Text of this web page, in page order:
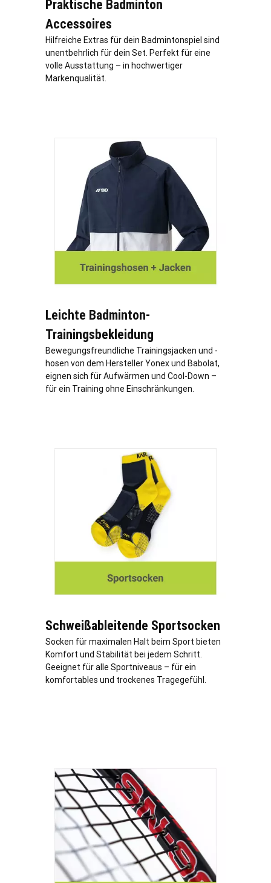
Praktische Badminton
Accessoires
Hilfreiche Extras für dein Badmintonspiel sind
unentbehrlich für dein Set. Perfekt für eine
volle Ausstattung – in hochwertiger
Markenqualität.
Leichte Badminton-
Trainingsbekleidung
Bewegungsfreundliche Trainingsjacken und -
hosen von dem Hersteller Yonex und Babolat,
eignen sich für Aufwärmen und Cool-Down –
für ein Training ohne Einschränkungen.
Schweißableitende Sportsocken
Socken für maximalen Halt beim Sport bieten
Komfort und Stabilität bei jedem Schritt.
Geeignet für alle Sportniveaus – für ein
komfortables und trockenes Tragegefühl.